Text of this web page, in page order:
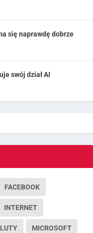
się naprawdę dobrze
swój dział AI
FACEBOOK
INTERNET
MICROSOFT